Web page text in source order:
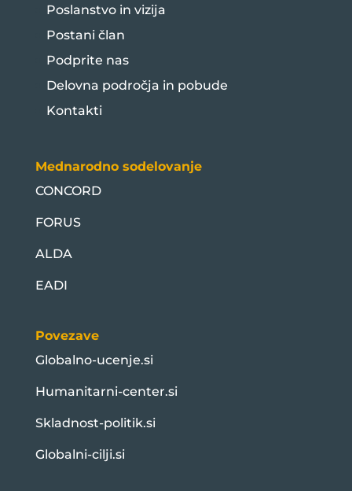
Poslanstvo in vizija
Postani član
Podprite nas
Delovna področja in pobude
Kontakti
Mednarodno sodelovanje
CONCORD
FORUS
ALDA
EADI
Povezave
Globalno-ucenje.si
Humanitarni-center.si
Skladnost-politik.si
Globalni-cilji.si